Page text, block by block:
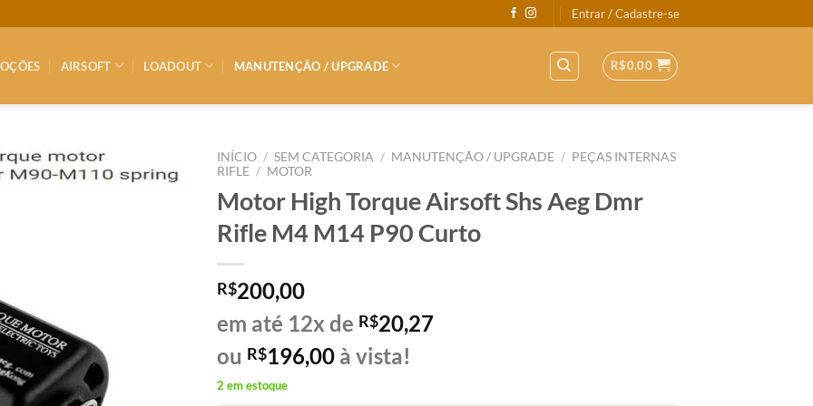
Entrar / Cadastre-se
AIRSOFT LOADOUT MANUTENÇÃO / UPGRADE R$0,00
INÍCIO / SEM CATEGORIA / MANUTENÇÃO / UPGRADE / PEÇAS INTERNAS
RIFLE / MOTOR
Motor High Torque Airsoft Shs Aeg Dmr
Rifle M4 M14 P90 Curto
R$200,00
em até 12x de R$20,27
ou R$196,00 à vista!
2 em estoque